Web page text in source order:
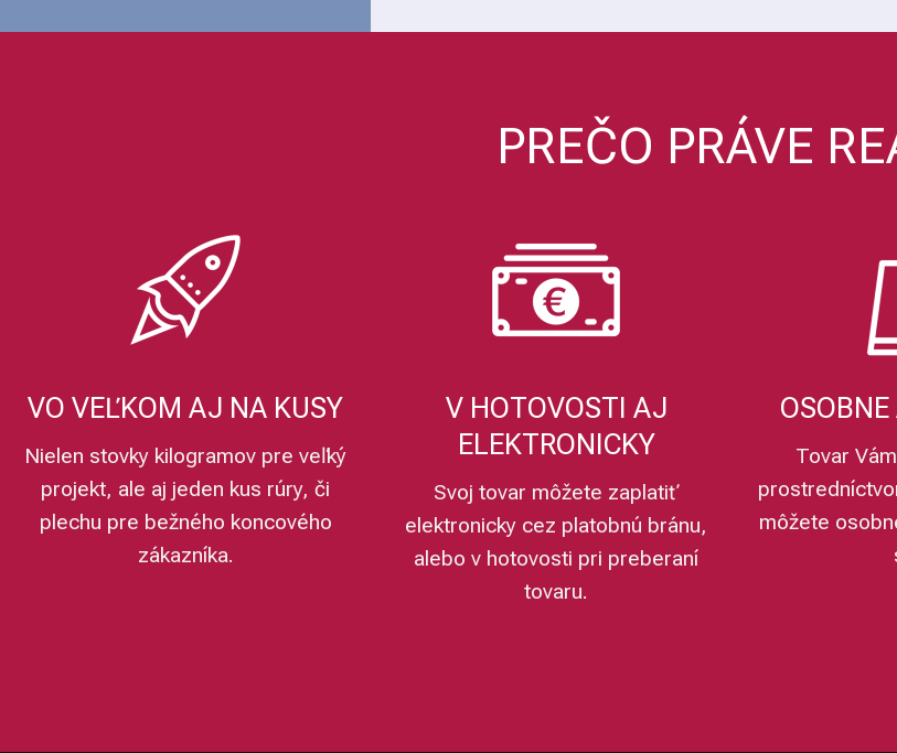
PREČO PRÁVE
VO VEĽKOM AJ NA KUSY
Nielen stovky kilogramov pre veľký
projekt, ale aj jeden kus rúry, či
plechu pre bežného koncového
zákazníka.
V HOTOVOSTI AJ
ELEKTRONICKY
Svoj tovar môžete zaplatiť
elektronicky cez platobnú bránu,
alebo v hotovosti pri preberaní
tovaru.
Tovar
môžete